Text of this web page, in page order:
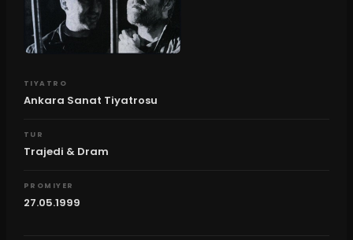
TIYATRO
Ankara Sanat Tiyatrosu
TUR
Trajedi & Dram
PROMIYER
27.05.1999